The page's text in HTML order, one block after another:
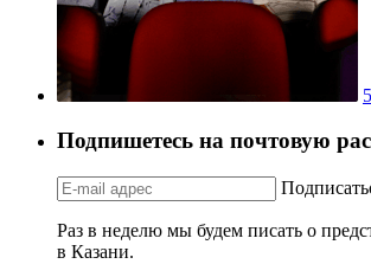
Подпишетесь на почтовую
Раз в неделю мы будем писать о
в Казани.